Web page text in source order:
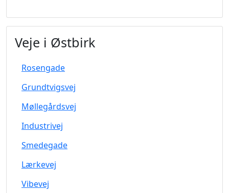
Veje i Østbirk
Rosengade
Grundtvigsvej
Møllegårdsvej
Industrivej
Smedegade
Lærkevej
Vibevej